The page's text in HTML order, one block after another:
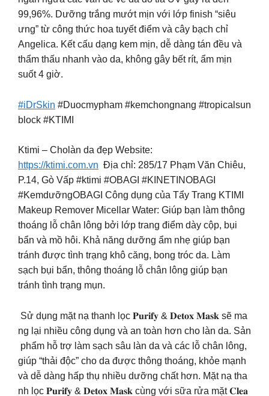
99,96%. Dưỡng trắng mướt mịn với lớp finish “siêu
ưng” từ công thức hoa tuyết điểm và cây bạch chỉ
Angelica. Kết cấu dạng kem mịn, dễ dàng tán đều và
thẩm thấu nhanh vào da, không gây bết rít, ẩm mịn
suốt 4 giờ.
#iDrSkin #Duocmypham #kemchongnang #tropicalsun
block #KTIMI
Ktimi – Cholàn da đẹp Website:
https://ktimi.com.vn Địa chỉ: 285/17 Phạm Văn Chiêu,
P.14, Gò Vấp #ktimi #OBAGI #KINETINOBAGI
#KemdưỡngOBAGI Công dụng của Tẩy Trang KTIMI
Makeup Remover Micellar Water: Giúp bạn làm thông
thoáng lỗ chân lông bởi lớp trang điểm dày cộp, bụi
bẩn và mồ hôi. Khả năng dưỡng ẩm nhẹ giúp bạn
tránh được tình trạng khô căng, bong tróc da. Làm
sạch bụi bẩn, thông thoáng lỗ chân lông giúp bạn
tránh tình trạng mụn.
Sử dụng mặt nạ thanh lọc 𝐏𝐮𝐫𝐢𝐟𝐲 & 𝐃𝐞𝐭𝐨𝐱 𝐌𝐚𝐬𝐤 sẽ ma
ng lại nhiều công dụng và an toàn hơn cho làn da. Sản
phẩm hỗ trợ làm sạch sâu làn da và các lỗ chân lông,
giúp “thải độc” cho da được thông thoáng, khỏe mạnh
và dễ dàng hấp thụ nhiều dưỡng chất hơn. Mặt nạ tha
nh lọc 𝐏𝐮𝐫𝐢𝐟𝐲 & 𝐃𝐞𝐭𝐨𝐱 𝐌𝐚𝐬𝐤 cùng với sữa rửa mặt 𝐂𝐥𝐞𝐚